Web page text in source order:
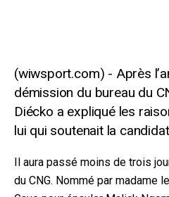
Après
démission du bureau du
Diécko a expliqué les
lui qui soutenait la
Il aura passé moins de trois
du CNG. Nommé par madame